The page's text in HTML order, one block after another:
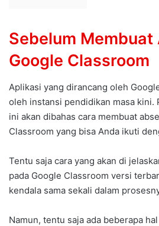
Sebelum Membuat
Google Classroom
Aplikasi yang dirancang oleh
oleh instansi pendidikan masa kini.
ini akan dibahas cara membuat
Classroom yang bisa Anda ikuti
Tentu saja cara yang akan di
pada Google Classroom versi
kendala sama sekali dalam
Namun, tentu saja ada beberapa